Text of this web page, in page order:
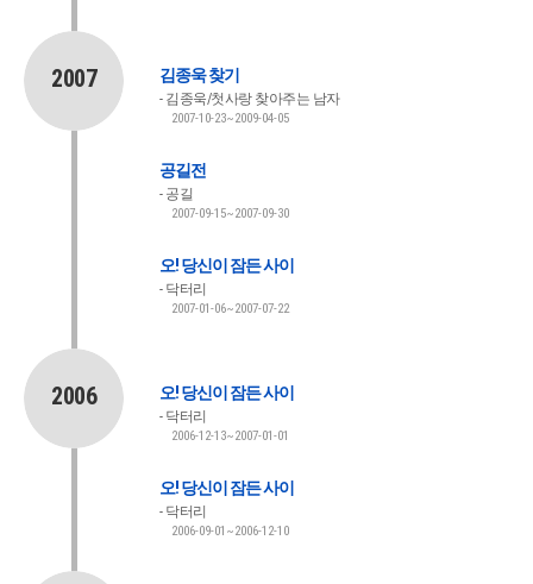
2007 김종욱 찾기
김종욱/첫사랑 찾아주는 남자
2007-10-23~2009-04-05
공길전
공길
2007-09-15~2007-09-30
오! 당신이 잠든 사이
닥터리
2007-01-06~2007-07-22
2006 오! 당신이 잠든 사이
닥터리
2006-12-13~2007-01-01
오! 당신이 잠든 사이
닥터리
2006-09-01~2006-12-10